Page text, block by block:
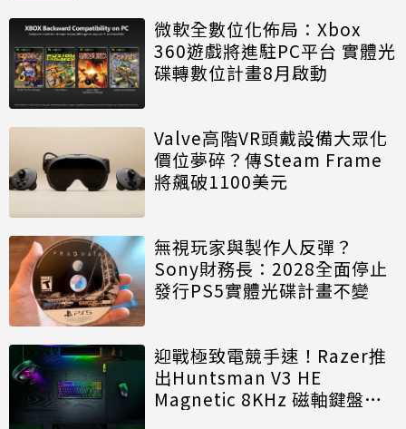
微軟全數位化佈局：Xbox
360遊戲將進駐PC平台 實體光
碟轉數位計畫8月啟動
Valve高階VR頭戴設備大眾化
價位夢碎？傳Steam Frame
將飆破1100美元
無視玩家與製作人反彈？
Sony財務長：2028全面停止
發行PS5實體光碟計畫不變
迎戰極致電競手速！Razer推
出Huntsman V3 HE
Magnetic 8KHz 磁軸鍵盤效